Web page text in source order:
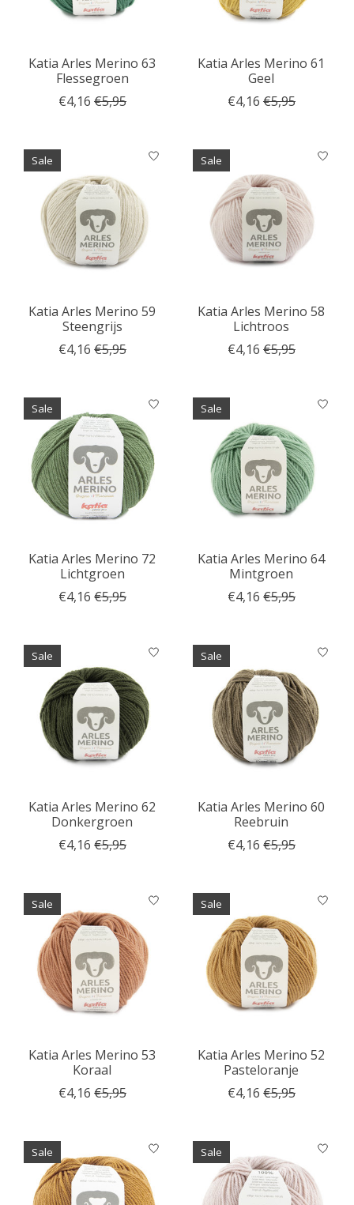
Katia Arles Merino 63
Flessegroen
€4,16 €5,95
Katia Arles Merino 61
Geel
€4,16 €5,95
Sale
Katia Arles Merino 59
Steengrijs
€4,16 €5,95
Sale
Katia Arles Merino 58
Lichtroos
€4,16 €5,95
Sale
Katia Arles Merino 72
Lichtgroen
€4,16 €5,95
Sale
Katia Arles Merino 64
Mintgroen
€4,16 €5,95
Sale
Katia Arles Merino 62
Donkergroen
€4,16 €5,95
Sale
Katia Arles Merino 60
Reebruin
€4,16 €5,95
Sale
Katia Arles Merino 53
Koraal
€4,16 €5,95
Sale
Katia Arles Merino 52
Pasteloranje
€4,16 €5,95
Sale Sale